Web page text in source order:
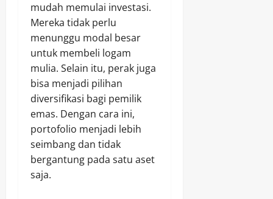
mudah memulai investasi.
Mereka tidak perlu
menunggu modal besar
untuk membeli logam
mulia. Selain itu, perak juga
bisa menjadi pilihan
diversifikasi bagi pemilik
emas. Dengan cara ini,
portofolio menjadi lebih
seimbang dan tidak
bergantung pada satu aset
saja.